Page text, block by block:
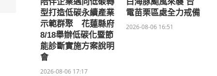
型打造低碳永續產業
示範群聚 花蓮縣府
8/18舉辦低碳化暨節
能診斷實施方案說明
會
2026-08-06 17:17
電苗栗區處全力戒備
2026-08-06 16:51